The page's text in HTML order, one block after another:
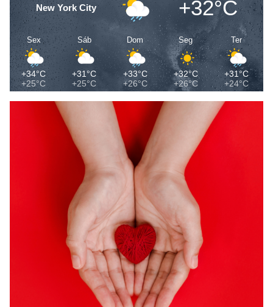
New York City +32°C
Sex
+34°C
+25°C
Sáb
+31°C
+25°C
Dom
+33°C
+26°C
Seg
+32°C
+26°C
Ter
+31°C
+24°C